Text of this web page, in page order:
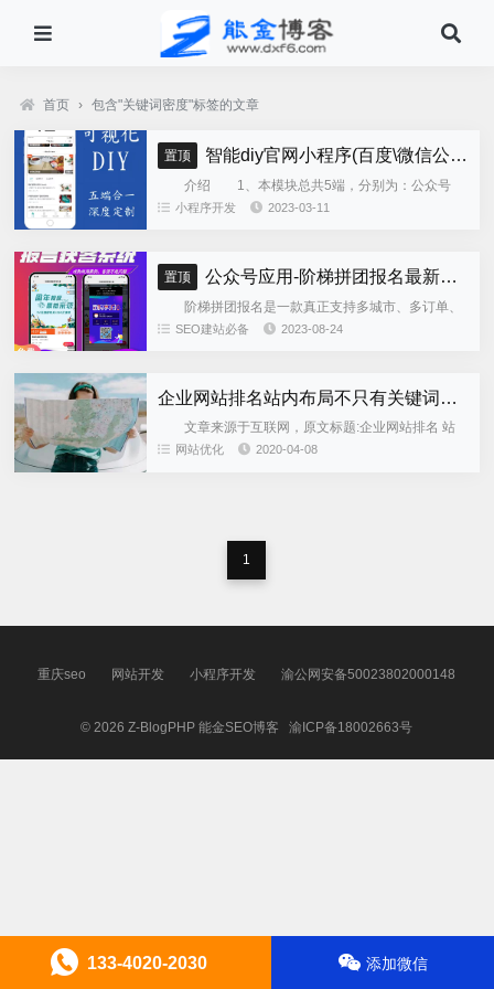
首页 › 包含"关键词密度"标签的文章
置顶 智能diy官网小程序(百度\微信公众号\微信小程序\支付宝\抖音小程序)独立版
介绍 1、本模块总共5端，分别为：公众号
h5、微信小程序、百度小程序、支付宝小程序、......
小程序开发 2023-03-11
置顶 公众号应用-阶梯拼团报名最新版本源码程序
阶梯拼团报名是一款真正支持多城市、多订单、
全供应链商业模式，订单统计、核销、一键导出等强
SEO建站必备 2023-08-24
企业网站排名站内布局不只有关键词密度
文章来源于互联网，原文标题:企业网站排名 站
内布局 不只有关键词密度 在制作企业网站的过程
网站优化 2020-04-08
1
重庆seo 网站开发 小程序开发 渝公网安备50023802000148
© 2026Z-BlogPHP 能金SEO博客渝ICP备18002663号
133-4020-2030 添加微信